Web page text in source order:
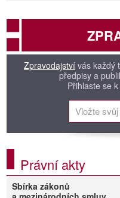
Zpravodajství vás každý
předpisy a
Přihlaste se
Právní akty
Sbírka zákonů